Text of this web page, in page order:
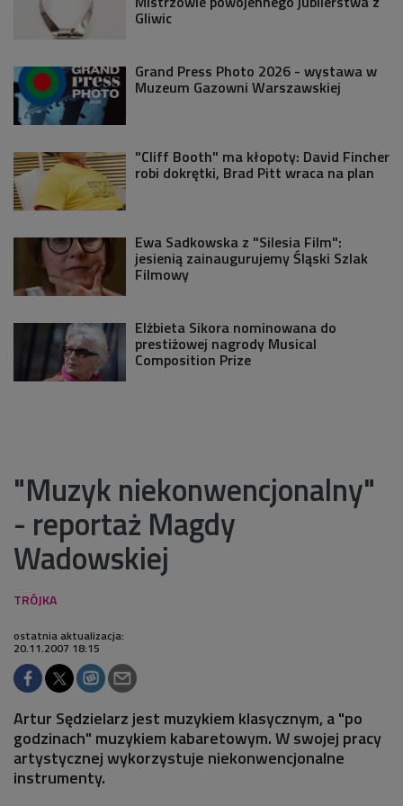
Gliwic
Grand Press Photo 2026 - wystawa w
Muzeum Gazowni Warszawskiej
"Cliff Booth" ma kłopoty: David Fincher
robi dokrętki, Brad Pitt wraca na plan
Ewa Sadkowska z "Silesia Film":
jesienią zainaugurujemy Śląski Szlak
Filmowy
Elżbieta Sikora nominowana do
prestiżowej nagrody Musical
Composition Prize
"Muzyk niekonwencjonalny"
- reportaż Magdy
Wadowskiej
ostatnia aktualizacja:
20.11.2007 18:15
Artur Sędzielarz jest muzykiem klasycznym, a "po
godzinach" muzykiem kabaretowym. W swojej pracy
artystycznej wykorzystuje niekonwencjonalne
instrumenty.